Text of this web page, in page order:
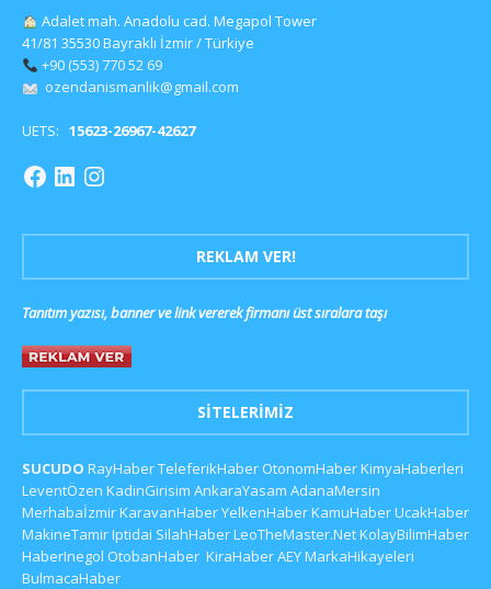
Adalet mah. Anadolu cad. Megapol Tower
41/81 35530 Bayraklı İzmir / Türkiye
+90 (553) 770 52 69
ozendanismanlik@gmail.com
UETS: 15623-26967-42627
REKLAM VER!
Tanıtım yazısı, banner ve link vererek firmanı üst sıralara taşı
SITELERIMIZ
SUCUDO RayHaberTeleferikHaber OtonomHaberKimyaHaberleri
LeventÖzen KadinGirisim AnkaraYasam AdanaMersin
MerhabaİzmirKaravanHaberYelkenHaberKamuHaberUcakHaber
MakineTamirIptidai SilahHaberLeoTheMaster.NetKolayBilimHaber
HaberInegol OtobanHaber KiraHaberAEYMarkaHikayeleri
BulmacaHaber